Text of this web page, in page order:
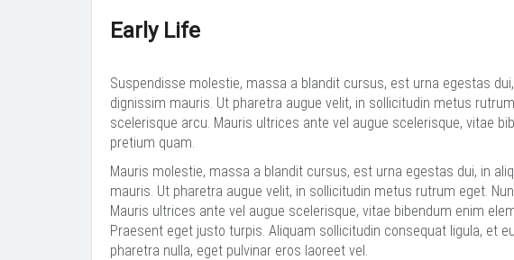
Early Life
Suspendisse molestie, massa a blandit cursus, est urna egestas
dignissim mauris. Ut pharetra augue velit, in sollicitudin metus
scelerisque arcu. Mauris ultrices ante vel augue scelerisque, vitae
pretium quam.
Mauris molestie, massa a blandit cursus, est urna egestas dui, in
mauris. Ut pharetra augue velit, in sollicitudin metus rutrum eget.
Mauris ultrices ante vel augue scelerisque, vitae bibendum enim
Praesent eget justo turpis. Aliquam sollicitudin consequat ligula, et
pharetra nulla, eget pulvinar eros laoreet vel.